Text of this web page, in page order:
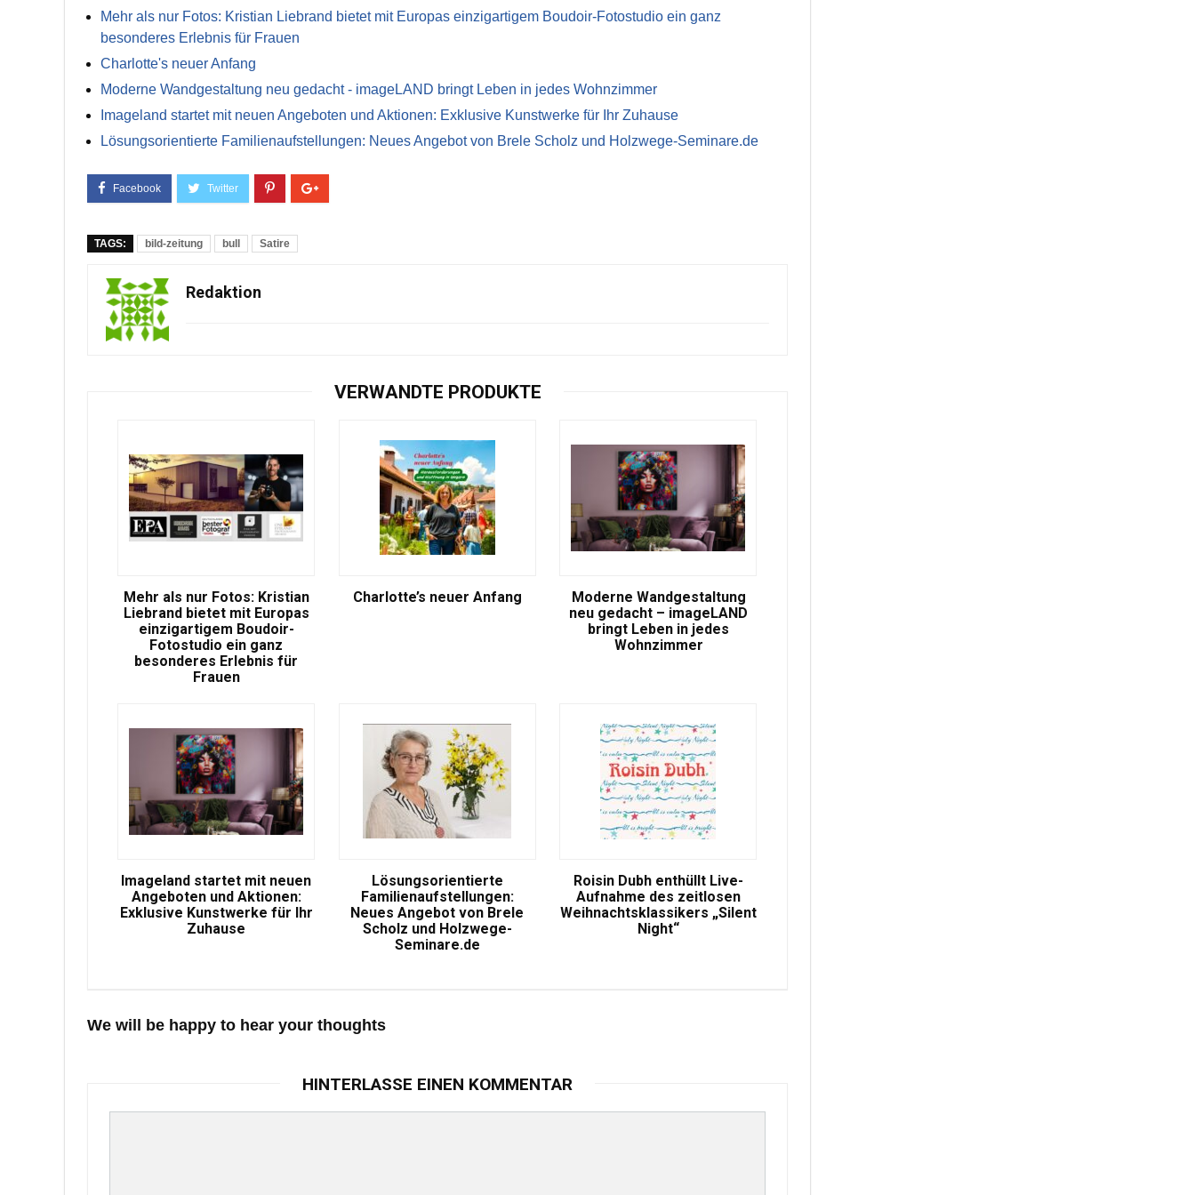
Mehr als nur Fotos: Kristian Liebrand bietet mit Europas einzigartigem Boudoir-Fotostudio ein ganz
besonderes Erlebnis für Frauen
Charlotte's neuer Anfang
Moderne Wandgestaltung neu gedacht - imageLAND bringt Leben in jedes Wohnzimmer
Imageland startet mit neuen Angeboten und Aktionen: Exklusive Kunstwerke für Ihr Zuhause
Lösungsorientierte Familienaufstellungen: Neues Angebot von Brele Scholz und Holzwege-Seminare.de
TAGS: bild-zeitung bull Satire
Redaktion
VERWANDTE PRODUKTE
Mehr als nur Fotos: Kristian
Liebrand bietet mit Europas
einzigartigem Boudoir-
Fotostudio ein ganz
besonderes Erlebnis für
Frauen
Charlotte’s neuer Anfang
Moderne Wandgestaltung
neu gedacht – imageLAND
bringt Leben in jedes
Wohnzimmer
Imageland startet mit neuen
Angeboten und Aktionen:
Exklusive Kunstwerke für Ihr
Zuhause
Lösungsorientierte
Familienaufstellungen:
Neues Angebot von Brele
Scholz und Holzwege-
Seminare.de
Roisin Dubh enthüllt Live-
Aufnahme des zeitlosen
Weihnachtsklassikers „Silent
Night“
We will be happy to hear your thoughts
HINTERLASSE EINEN KOMMENTAR